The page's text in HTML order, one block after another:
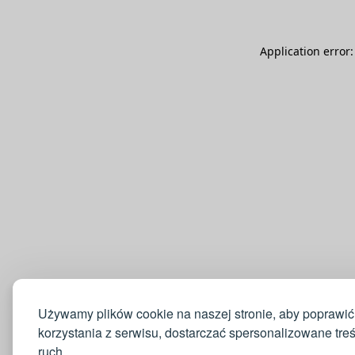
Używamy plików cookie na naszej stronie, aby
korzystania z serwisu, dostarczać spersonalizowane
Application